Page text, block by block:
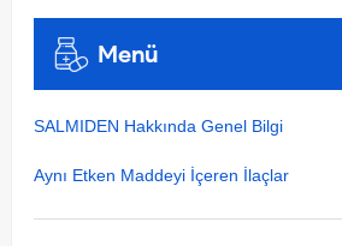
Menü
SALMIDEN Hakkında Genel Bilgi
Aynı Etken Maddeyi İçeren İlaçlar